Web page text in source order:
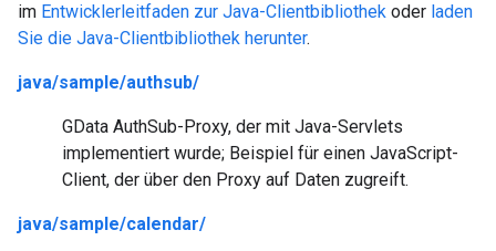
im Entwicklerleitfaden zur Java-Clientbibliothek oder laden
Sie die Java-Clientbibliothek herunter.
java/sample/authsub/
GData AuthSub-Proxy, der mit Java-Servlets
implementiert wurde; Beispiel für einen JavaScript-
Client, der über den Proxy auf Daten zugreift.
java/sample/calendar/